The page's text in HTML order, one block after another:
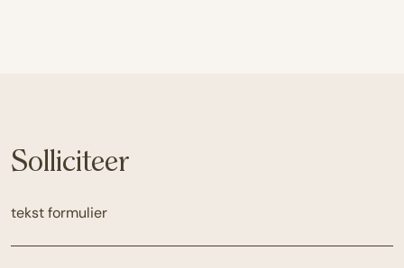
Solliciteer
tekst formulier